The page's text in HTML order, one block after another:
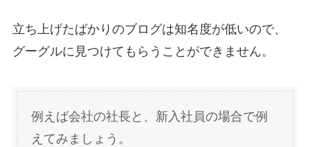
立ち上げたばかりのブログは知名度が低いので、
グーグルに見つけてもらうことができません。
例えば会社の社長と、新入社員の場合で例
えてみましょう。